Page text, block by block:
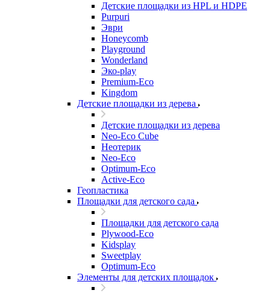
Детские площадки из HPL и HDPE
Purpuri
Эври
Honeycomb
Playground
Wonderland
Эко-play
Premium-Eco
Kingdom
Детские площадки из дерева
Детские площадки из дерева
Neo-Eco Cube
Неотерик
Neo-Eco
Оptimum-Еco
Active-Eco
Геопластика
Площадки для детского сада
Площадки для детского сада
Plywood-Eco
Kidsplay
Sweetplay
Оptimum-Еco
Элементы для детских площадок